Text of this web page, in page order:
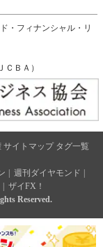
・フィナンシャル・リ
ＢＡ）
サイトマップ タグ一覧
週刊ダイヤモンド
ザイFX！
Reserved.